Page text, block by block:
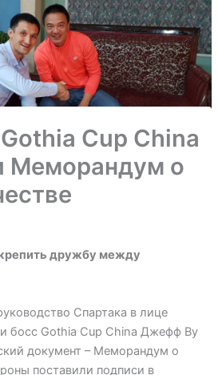
Cup China
Меморандум о
дружбу между
Спартака в лице
босс Gothia Cup China Джефф Ву
документ – Меморандум о
поставили подписи в